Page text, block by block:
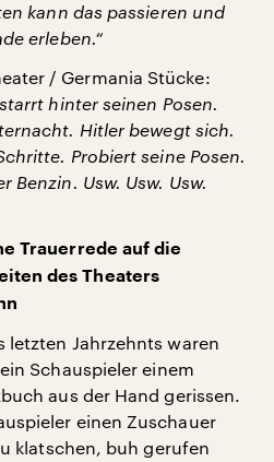
kann das passieren und
erleben.“
/ Germania Stücke:
hinter seinen Posen.
Hitler bewegt sich.
Probiert seine Posen.
Benzin. Usw. Usw. Usw.
Trauerrede auf die
des Theaters
letzten Jahrzehnts waren
Schauspieler einem
aus der Hand gerissen.
einen Zuschauer
klatschen, buh gerufen